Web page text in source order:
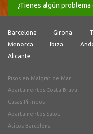
¿Tienes algún problema
Barcelona Girona
Menorca
Ibiza
Alicante
Pisos en Malgrat de Mar
Apartamentos Costa Brava
Casas Pirineos
Apartamentos Salou
Áticos Barcelona